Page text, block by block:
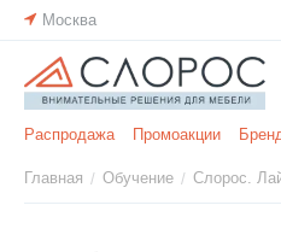
Москва
Распродажа Промоакции
Главная / Обучение / Слорос.